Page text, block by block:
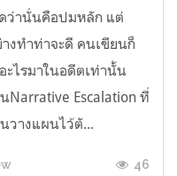
ว่านั่นคือปมหลัก แต่
งทำท่าจะดี คนเขียนก็
ะไรมาในอดีตเท่านั้น
Narrative Escalation ที่
วางแผนไว้ตั...
46